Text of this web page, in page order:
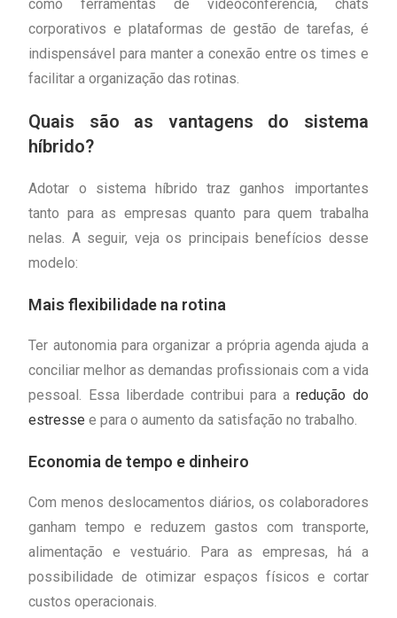
como ferramentas de videoconferência, chats
corporativos e plataformas de gestão de tarefas, é
indispensável para manter a conexão entre os times e
facilitar a organização das rotinas.
Quais são as vantagens do sistema
híbrido?
Adotar o sistema híbrido traz ganhos importantes
tanto para as empresas quanto para quem trabalha
nelas. A seguir, veja os principais benefícios desse
modelo:
Mais flexibilidade na rotina
Ter autonomia para organizar a própria agenda ajuda a
conciliar melhor as demandas profissionais com a vida
pessoal. Essa liberdade contribui para aredução do
estresse e para o aumento da satisfação no trabalho.
Economia de tempo e dinheiro
Com menos deslocamentos diários, os colaboradores
ganham tempo e reduzem gastos com transporte,
alimentação e vestuário. Para as empresas, há a
possibilidade de otimizar espaços físicos e cortar
custos operacionais.